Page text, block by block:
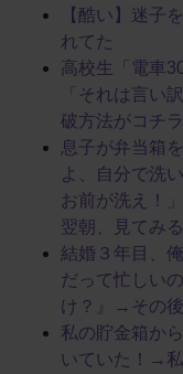
【酷い】迷子
れてた
高校生「電車
「それは言い
破方法がコチ
息子が弁当箱
よ、自分で洗
お前が洗え！
翌朝、見てみ
結婚３年目、
だって忙しい
け？』→その後
私の貯金箱か
いていた！→